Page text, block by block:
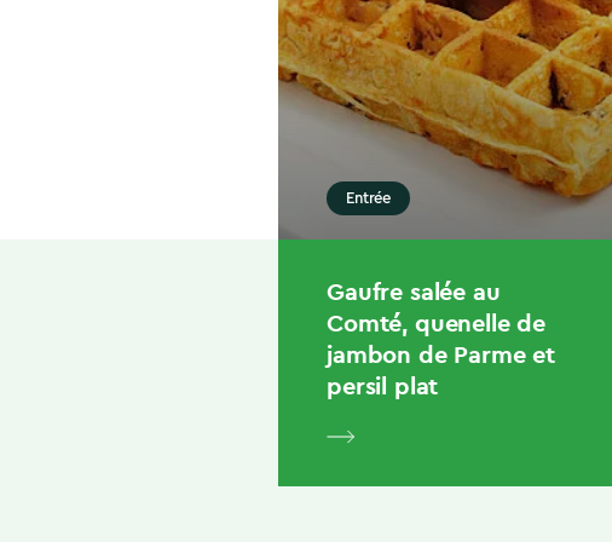
Entrée
Gaufre salée au
Comté, quenelle de
jambon de Parme et
persil plat